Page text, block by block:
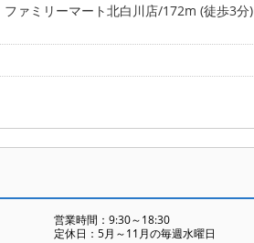
ファミリーマート北白川店/172m (徒歩3分)
営業時間：9:30～18:30
定休日：5月～11月の毎週水曜日